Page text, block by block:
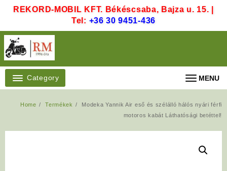
REKORD-MOBIL KFT. Békéscsaba, Bajza u. 15. |
Tel: +36 30 9451-436
Category MENU
Home Termékek
Modeka Yannik Air eső és szélálló hálós nyári férfi
motoros kabát Láthatósági betéttel!